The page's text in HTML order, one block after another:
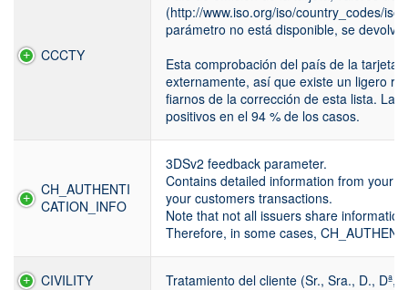
CCCTY
(http://www.iso.org/iso/country_codes/
parámetro no está disponible, se
Esta comprobación del país de la tarjeta
externamente, así que existe un ligero
fiarnos de la corrección de esta lista. La
positivos en el 94 % de los casos.
CH_AUTHENTI
CATION_INFO
3DSv2 feedback parameter.
Contains detailed information from your
your customers transactions.
Note that not all issuers share
Therefore, in some cases,
CIVILITY Tratamiento del cliente (Sr., Sra., D., Dª,